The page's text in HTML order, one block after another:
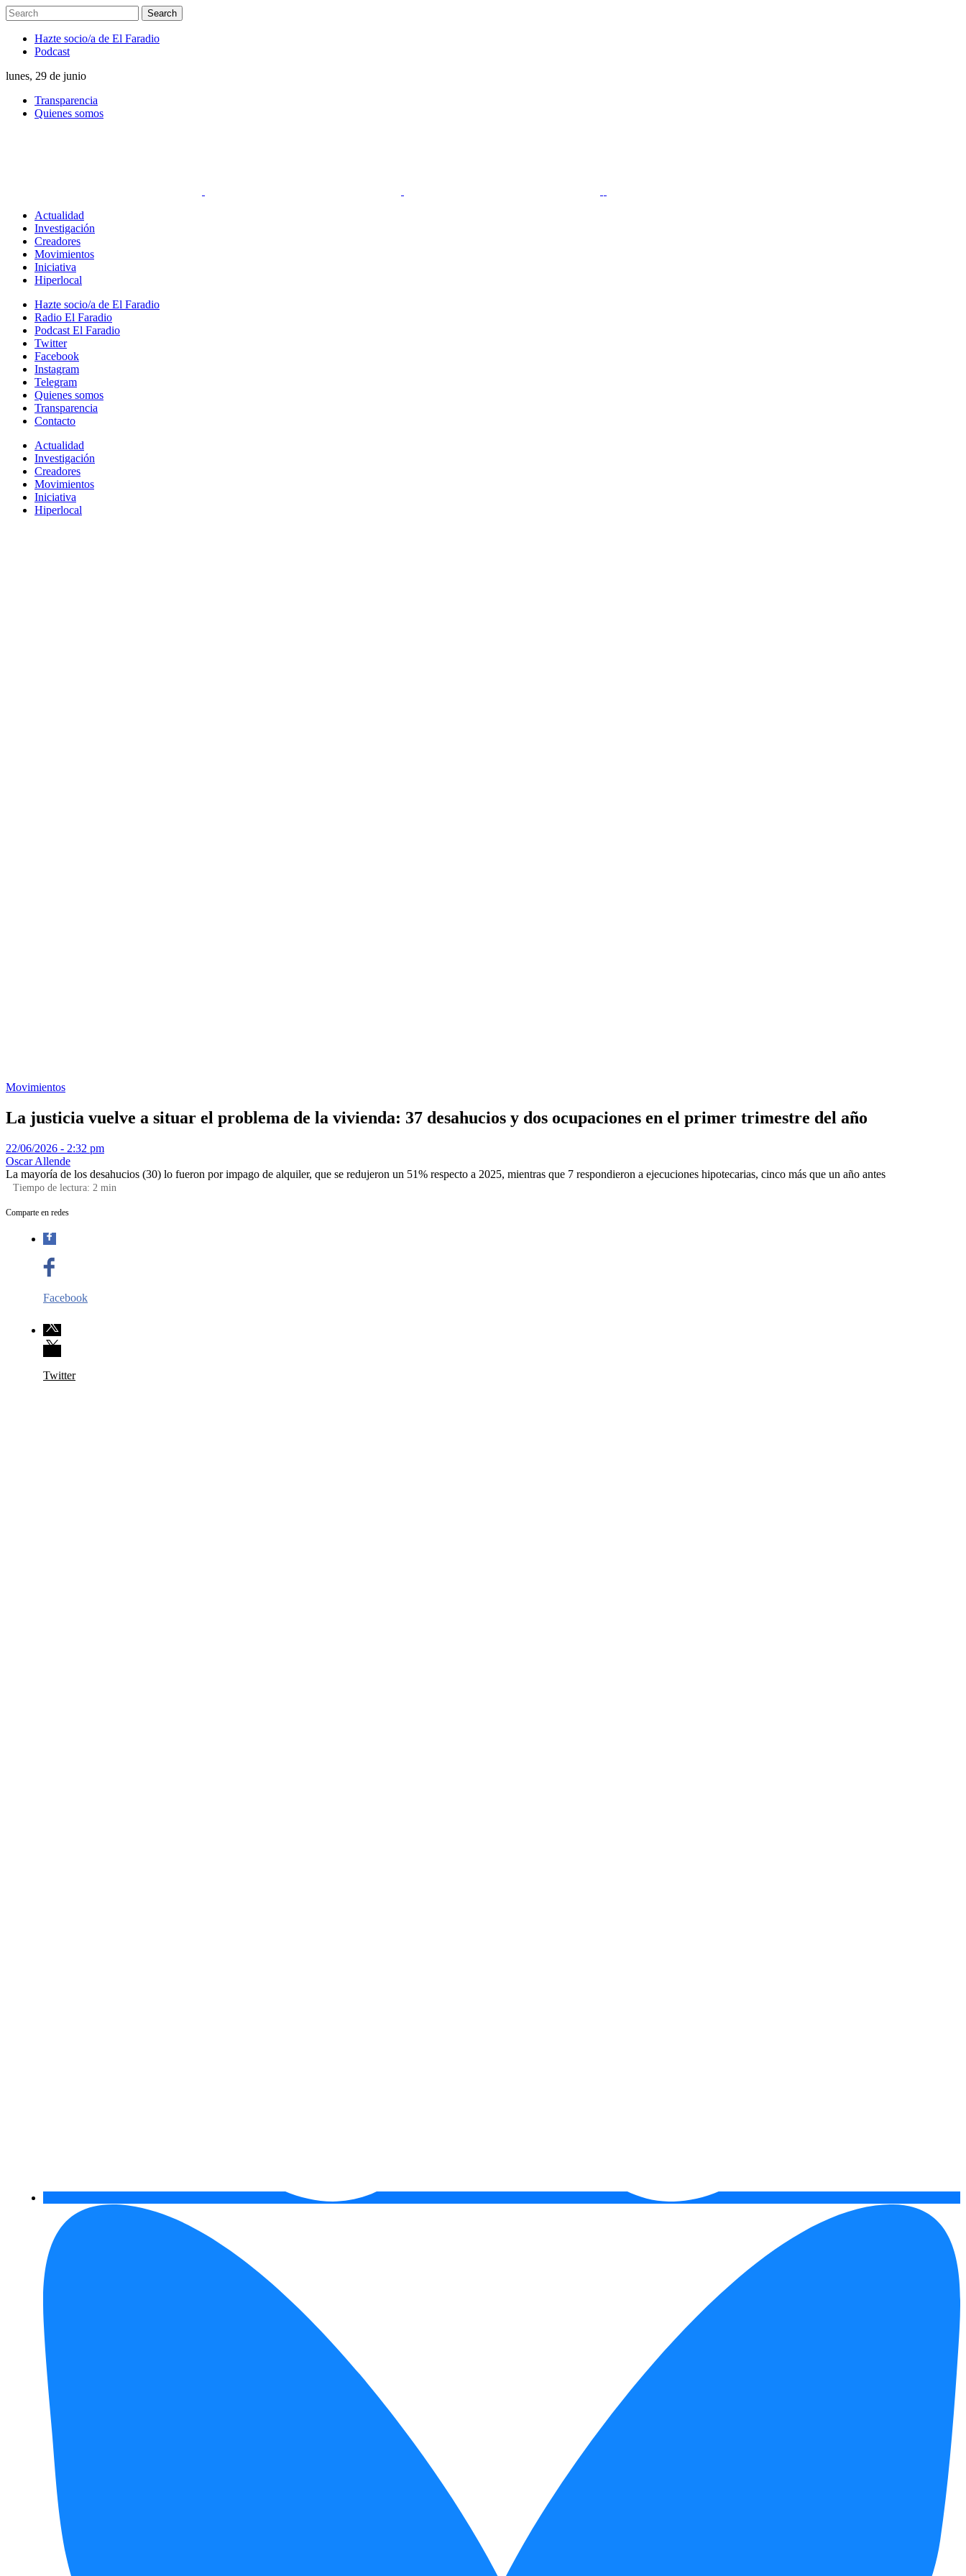
Hazte socio/a de El Faradio
Podcast
lunes, 29 de junio
Transparencia
Quienes somos
Actualidad
Investigación
Creadores
Movimientos
Iniciativa
Hiperlocal
Hazte socio/a de El Faradio
Radio El Faradio
Podcast El Faradio
Twitter
Facebook
Instagram
Telegram
Quienes somos
Transparencia
Contacto
Actualidad
Investigación
Creadores
Movimientos
Iniciativa
Hiperlocal
Movimientos
La justicia vuelve a situar el problema de la vivienda: 37 desahucios y dos ocupaciones en el primer trimestre del año
22/06/2026 - 2:32 pm
Oscar Allende
La mayoría de los desahucios (30) lo fueron por impago de alquiler, que se redujeron un 51% respecto a 2025, mientras que 7 respondieron a ejecuciones hipotecarias, cinco más que un año antes
Tiempo de lectura: 2 min
Comparte en redes
Facebook
Twitter